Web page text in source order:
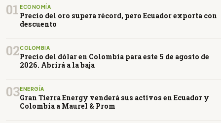
01 ECONOMÍA
Precio del oro supera récord, pero Ecuador exporta con
descuento
02COLOMBIA
Precio del dólar en Colombia para este 5 de agosto de
2026. Abrirá a la baja
03ENERGÍA
Gran Tierra Energy venderá sus activos en Ecuador y
Colombia a Maurel & Prom